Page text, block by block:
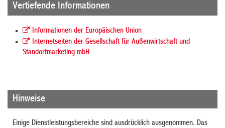
Vertiefende Informationen
Informationen der Europäischen Union
Internetseiten der Gesellschaft für Außenwirtschaft und
Standortmarketing mbH
Hinweise
Einige Dienstleistungsbereiche sind ausdrücklich ausgenommen. Das